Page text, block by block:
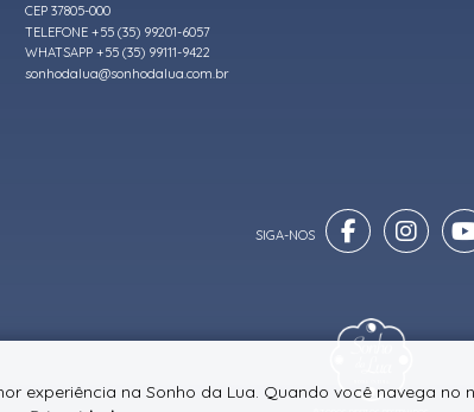
CEP 37805-000
TELEFONE +55 (35) 99201-6057
WHATSAPP +55 (35) 99111-9422
sonhodalua@sonhodalua.com.br
experiência na Sonho da Lua. Quando você navega no